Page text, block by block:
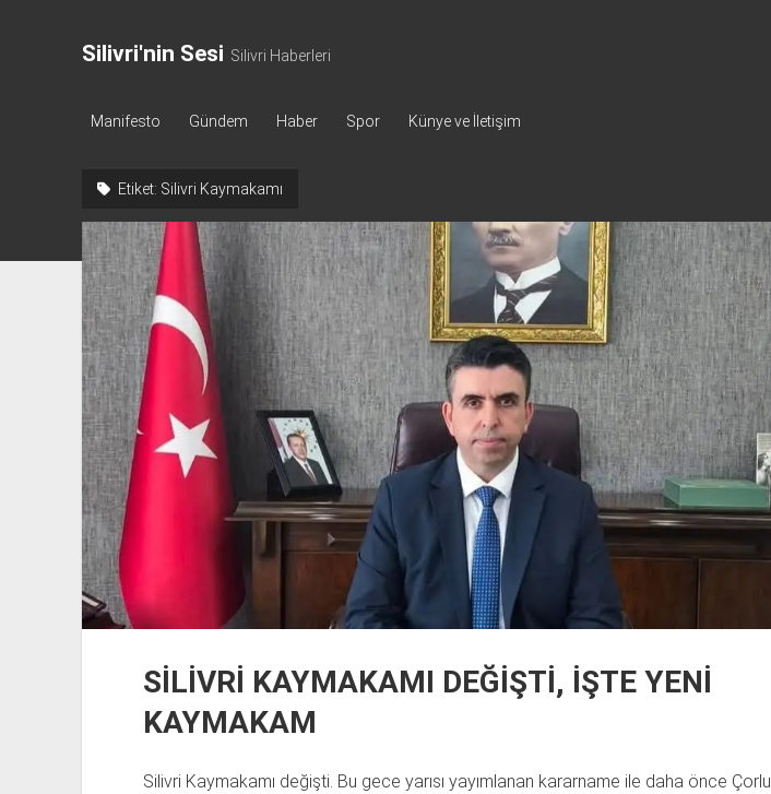
Silivri'nin Sesi Silivri Haberleri
Manifesto Gündem Haber Spor Künye ve İletişim
Etiket: Silivri Kaymakamı
SİLİVRİ KAYMAKAMI DEĞİŞTİ, İŞTE YENİ
KAYMAKAM
Silivri Kaymakamı değişti. Bu gece yarısı yayımlanan kararname ile daha önce Çorlu